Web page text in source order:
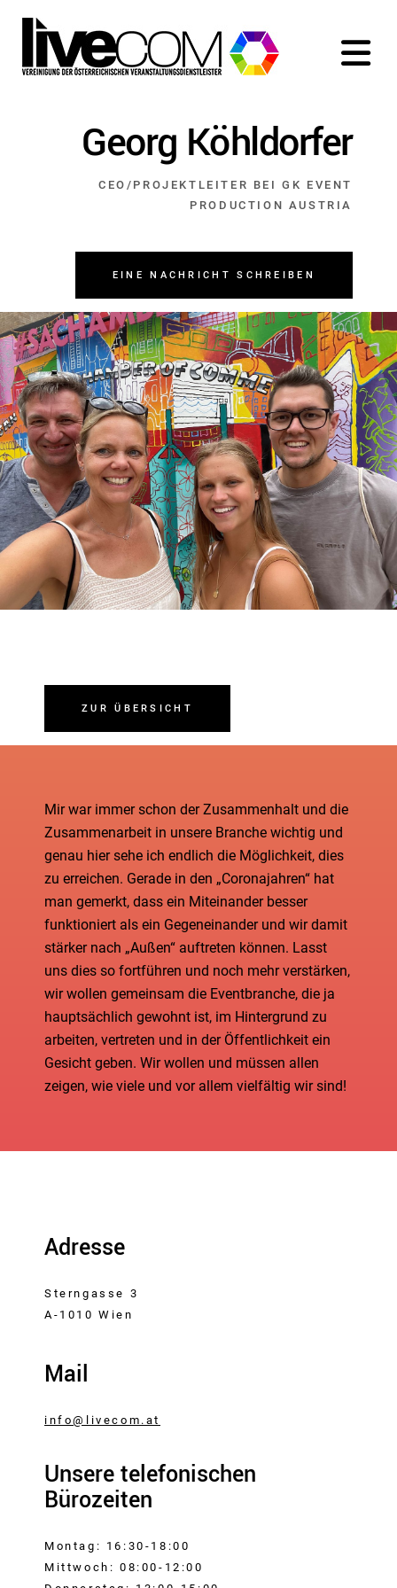
Georg Köhldorfer
CEO/PROJEKTLEITER BEI GK EVENT
PRODUCTION AUSTRIA
EINE NACHRICHT SCHREIBEN
ZUR ÜBERSICHT
Mir war immer schon der Zusammenhalt und die
Zusammenarbeit in unsere Branche wichtig und
genau hier sehe ich endlich die Möglichkeit, dies
zu erreichen. Gerade in den „Coronajahren“ hat
man gemerkt, dass ein Miteinander besser
funktioniert als ein Gegeneinander und wir damit
stärker nach „Außen“ auftreten können. Lasst
uns dies so fortführen und noch mehr verstärken,
wir wollen gemeinsam die Eventbranche, die ja
hauptsächlich gewohnt ist, im Hintergrund zu
arbeiten, vertreten und in der Öffentlichkeit ein
Gesicht geben. Wir wollen und müssen allen
zeigen, wie viele und vor allem vielfältig wir sind!
Adresse
Sterngasse 3
A-1010 Wien
Mail
info@livecom.at
Unsere telefonischen
Bürozeiten
Montag: 16:30-18:00
Mittwoch: 08:00-12:00